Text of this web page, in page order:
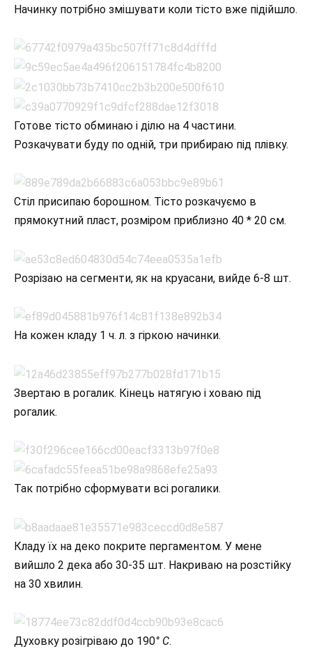
Начинку потрібно змішувати коли тісто вже підійшло.
Готове тісто обминаю і ділю на 4 частини.
Розкачувати буду по одній, три прибираю під плівку.
Стіл присипаю борошном. Тісто розкачуємо в
прямокутний пласт, розміром приблизно 40 * 20 см.
Розрізаю на сегменти, як на круасани, вийде 6-8 шт.
На кожен кладу 1 ч. л. з гіркою начинки.
Звертаю в рогалик. Кінець натягую і ховаю під
рогалик.
Так потрібно сформувати всі рогалики.
Кладу їх на деко покрите пергаментом. У мене
вийшло 2 дека або 30-35 шт. Накриваю на розстійку
на 30 хвилин.
Духовку розігріваю до 190° С.